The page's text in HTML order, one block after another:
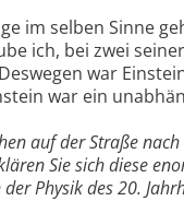
im selben Sinne
ich, bei zwei
war
war ein
auf der Straße
Sie sich diese
Physik des 20.